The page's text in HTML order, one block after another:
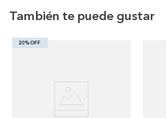
También te puede gustar
20% OFF